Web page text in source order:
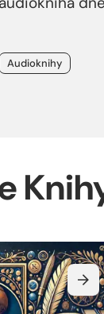
Audioknihy